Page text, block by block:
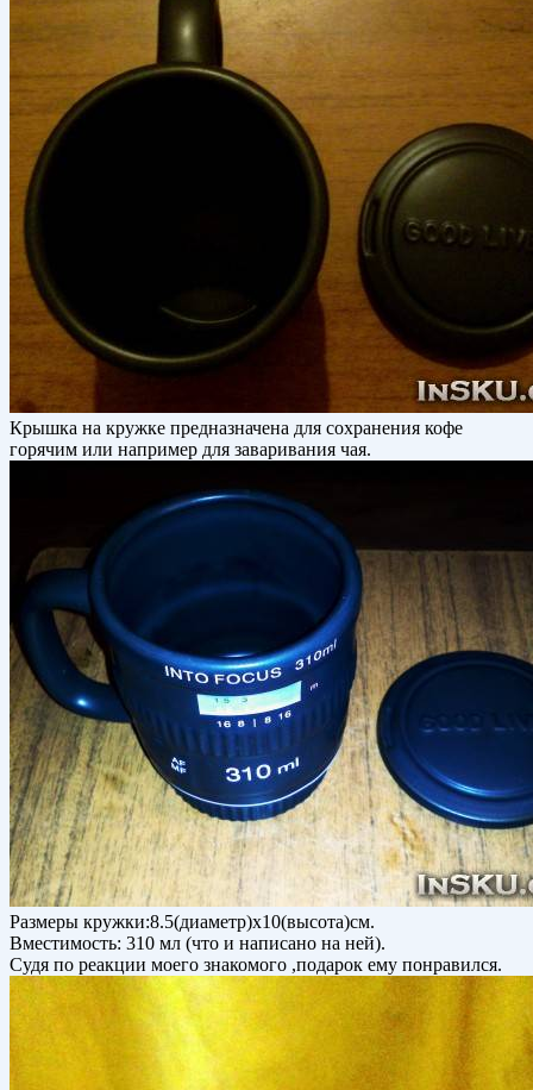
Крышка на кружке предназначена для сохранения кофе
горячим или например для заваривания чая.
Размеры кружки:8.5(диаметр)х10(высота)см.
Вместимость: 310 мл (что и написано на ней).
Судя по реакции моего знакомого ,подарок ему понравился.